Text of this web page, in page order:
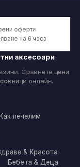
оферти
на 6 часа
аксесоари
Сравнете цени
онлайн.
Как печелим
& Красота
Бебета & Деца